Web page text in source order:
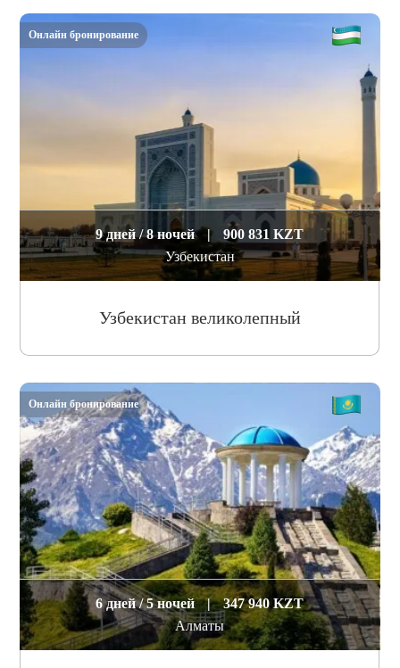
9 дней / 8 ночей |
900 831 KZT
Узбекистан
Узбекистан великолепный
Онлайн бронирование
6 дней / 5 ночей |
347 940 KZT
Алматы
Онлайн бронирование